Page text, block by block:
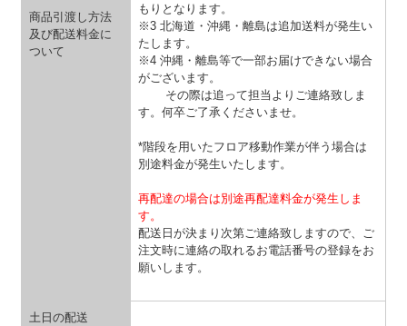
商品引渡し方法
及び配送料金に
ついて
もりとなります。
※3 北海道・沖縄・離島は追加送料が発生い
たします。
※4 沖縄・離島等で一部お届けできない場合
がございます。
その際は追って担当よりご連絡致しま
す。何卒ご了承くださいませ。
*階段を用いたフロア移動作業が伴う場合は
別途料金が発生いたします。
再配達の場合は別途再配達料金が発生しま
す。
配送日が決まり次第ご連絡致しますので、ご
注文時に連絡の取れるお電話番号の登録をお
願いします。
土日の配送